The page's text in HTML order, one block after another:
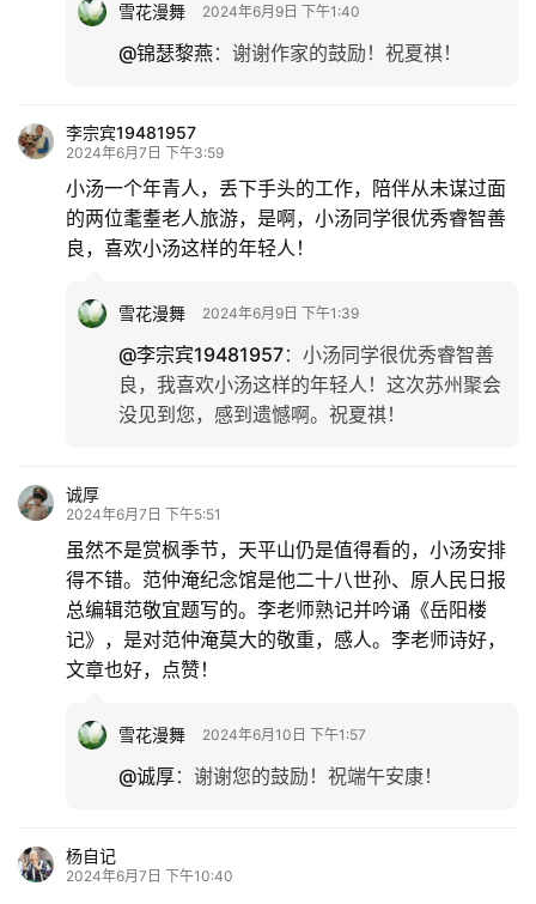
雪花漫舞 2024年6月9日 下午1:40
@锦瑟黎燕： 谢谢作家的鼓励！祝夏祺！
李宗宾19481957
2024年6月7日 下午3:59
小汤一个年青人，丢下手头的工作，陪伴从未谋过面
的两位耄耋老人旅游，是啊，小汤同学很优秀睿智善
良，喜欢小汤这样的年轻人！
雪花漫舞 2024年6月9日 下午1:39
@李宗宾19481957： 小汤同学很优秀睿智善
良，我喜欢小汤这样的年轻人！这次苏州聚会
没见到您，感到遗憾啊。祝夏祺！
诚厚
2024年6月7日 下午5:51
虽然不是赏枫季节，天平山仍是值得看的，小汤安排
得不错。范仲淹纪念馆是他二十八世孙、原人民日报
总编辑范敬宜题写的。李老师熟记并吟诵《岳阳楼
记》，是对范仲淹莫大的敬重，感人。李老师诗好，
文章也好，点赞！
雪花漫舞 2024年6月10日 下午1:57
@诚厚： 谢谢您的鼓励！祝端午安康！
杨自记
2024年6月7日 下午10:40